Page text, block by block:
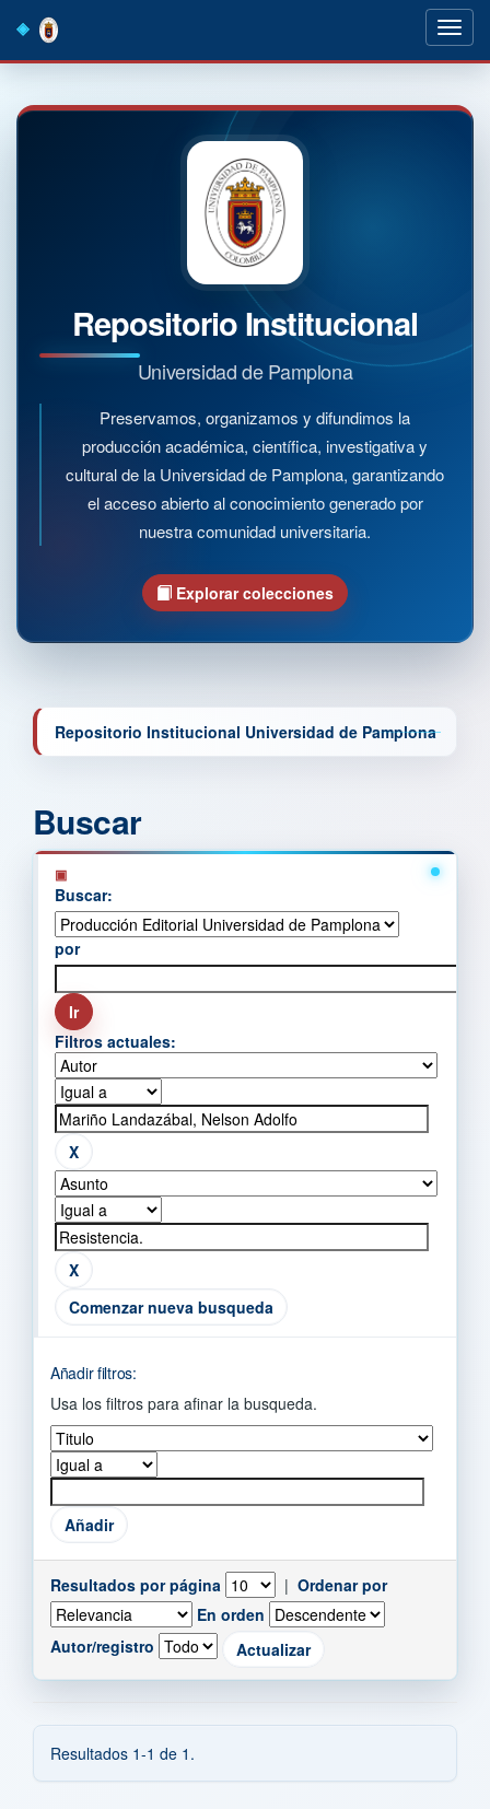
navigation
Repositorio Institucional
Universidad de Pamplona
Preservamos, organizamos y difundimos la
producción académica, científica, investigativa y
cultural de la Universidad de Pamplona, garantizando
el acceso abierto al conocimiento generado por
nuestra comunidad universitaria.
Explorar colecciones
Repositorio Institucional Universidad de Pamplona
Buscar
Buscar:
por
Filtros actuales:
Comenzar nueva busqueda
Añadir filtros:
Usa los filtros para afinar la busqueda.
Resultados por página | Ordenar por
En orden
Autor/registro
Resultados 1-1 de 1.